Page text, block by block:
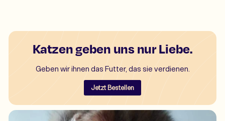
Katzen geben uns nur Liebe.
Geben wir ihnen das Futter, das sie verdienen.
Jetzt Bestellen